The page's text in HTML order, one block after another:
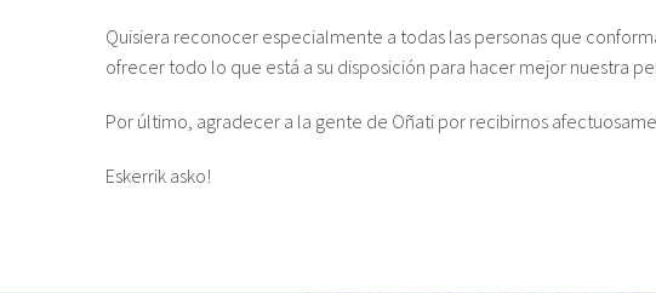
Quisiera reconocer especialmente a todas las personas que
ofrecer todo lo que está a su disposición para hacer mejor nuestra
Por último, agradecer a la gente de Oñati por recibirnos
Eskerrik asko!